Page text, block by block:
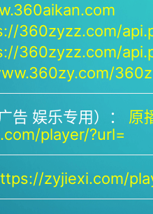
360zyzz.com/
360zyzz.com/
告 娱乐专用）： 原
player/?url=
zyjiexi.com/